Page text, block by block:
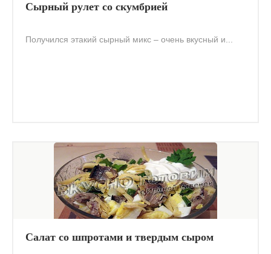
Сырный рулет со скумбрией
Получился этакий сырный микс – очень вкусный и...
Салат со шпротами и твердым сыром